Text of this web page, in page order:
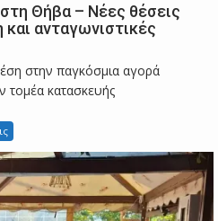
Θήβα – Νέες θέσεις
ανταγωνιστικές
στην παγκόσμια αγορά
τομέα κατασκευής